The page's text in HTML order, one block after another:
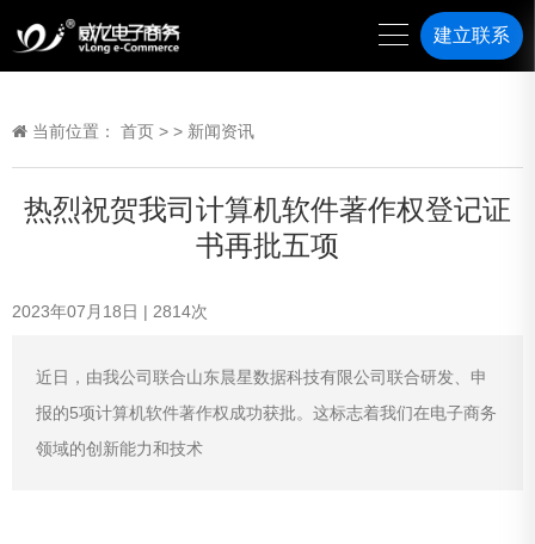
建立联系
当前位置： 首页 > > 新闻资讯
热烈祝贺我司计算机软件著作权登记证
书再批五项
2023年07月18日 | 2814次
近日，由我公司联合山东晨星数据科技有限公司联合研发、申
报的5项计算机软件著作权成功获批。这标志着我们在电子商务
领域的创新能力和技术